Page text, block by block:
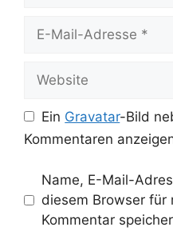
Website
Ein Gravatar-Bild
Kommentaren
Name, E-Mail-
diesem Browser für
Kommentar